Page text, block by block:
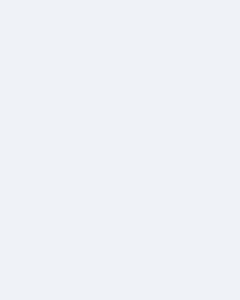
が「聞こえる・分かる・
外ツアー完全ガイド】ア
しを毎日食べたらどうな
ーベリーを毎日食べた